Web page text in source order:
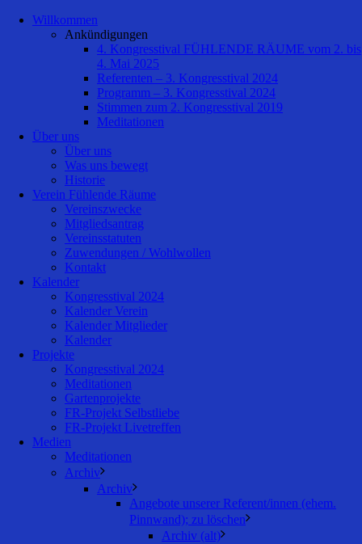
Willkommen
Ankündigungen
4. Kongresstival FÜHLENDE RÄUME vom 2. bis
4. Mai 2025
Referenten – 3. Kongresstival 2024
Programm – 3. Kongresstival 2024
Stimmen zum 2. Kongresstival 2019
Meditationen
Über uns
Über uns
Was uns bewegt
Historie
Verein Fühlende Räume
Vereinszwecke
Mitgliedsantrag
Vereinsstatuten
Zuwendungen / Wohlwollen
Kontakt
Kalender
Kongresstival 2024
Kalender Verein
Kalender Mitglieder
Kalender
Projekte
Kongresstival 2024
Meditationen
Gartenprojekte
FR-Projekt Selbstliebe
FR-Projekt Livetreffen
Medien
Meditationen
Archiv
Archiv
Angebote unserer Referent/innen (ehem.
Pinnwand); zu löschen
Archiv (alt)